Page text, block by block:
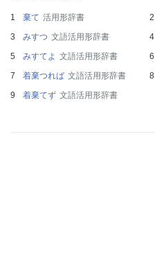
棄て 活用形辞書
みすつ 文語活用形辞書
みすてよ 文語活用形辞書
着棄つれば 文語活用形辞書
着棄てず 文語活用形辞書